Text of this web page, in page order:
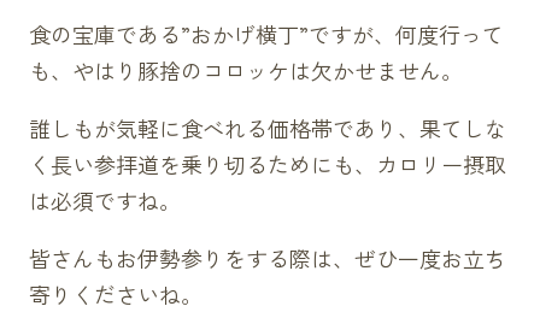
食の宝庫である”おかげ横丁”ですが、何度行って
も、やはり豚捨のコロッケは欠かせません。
誰しもが気軽に食べれる価格帯であり、果てしな
く長い参拝道を乗り切るためにも、カロリー摂取
は必須ですね。
皆さんもお伊勢参りをする際は、ぜひ一度お立ち
寄りくださいね。